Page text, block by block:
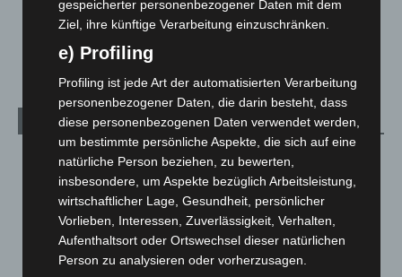
Veranstaltungen
Archiv
August 2026(14)
Juli 2026(73)
Juni 2026 (139)
Mai 2026(99)
April 2026(99)
gespeicherter personenbezogener Daten mit dem
Ziel, ihre künftige Verarbeitung einzuschränken.
e) Profiling
Profiling ist jede Art der automatisierten Verarbeitung
personenbezogener Daten, die darin besteht, dass
diese personenbezogenen Daten verwendet werden,
um bestimmte persönliche Aspekte, die sich auf eine
natürliche Person beziehen, zu bewerten,
insbesondere, um Aspekte bezüglich Arbeitsleistung,
wirtschaftlicher Lage, Gesundheit, persönlicher
Vorlieben, Interessen, Zuverlässigkeit, Verhalten,
Aufenthaltsort oder Ortswechsel dieser natürlichen
Person zu analysieren oder vorherzusagen.